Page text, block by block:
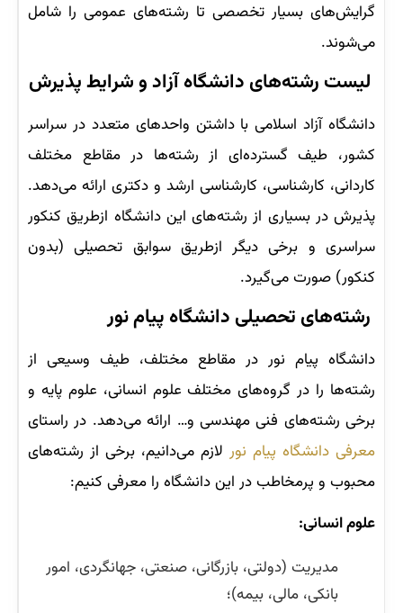
گرایش‌های بسیار تخصصی تا رشته‌های عمومی را شامل
می‌شوند.
لیست رشته‌های دانشگاه آزاد و شرایط پذیرش
دانشگاه آزاد اسلامی با داشتن واحدهای متعدد در سراسر
کشور،‌ طیف گسترده‌ای از رشته‌ها در مقاطع مختلف
کاردانی، کارشناسی، کارشناسی ارشد و دکتری ارائه می‌دهد.
پذیرش در بسیاری از رشته‌های این دانشگاه ازطریق کنکور
سراسری و برخی دیگر ازطریق سوابق تحصیلی (بدون
کنکور) صورت می‌گیرد.
رشته‌های تحصیلی دانشگاه پیام نور
دانشگاه پیام نور در مقاطع مختلف، طیف وسیعی از
رشته‌ها را در گروه‌های مختلف علوم انسانی، علوم پایه و
برخی رشته‌های فنی مهندسی و… ارائه می‌دهد. در راستای
معرفی دانشگاه پیام نور لازم می‌دانیم، برخی از رشته‌های
محبوب و پرمخاطب در این دانشگاه را معرفی کنیم:
علوم انسانی:
مدیریت (دولتی، بازرگانی، صنعتی، جهانگردی، امور
بانکی، مالی، بیمه)؛